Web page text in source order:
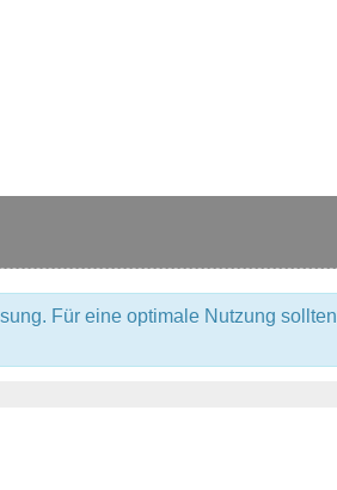
Für eine optimale Nutzung sollten